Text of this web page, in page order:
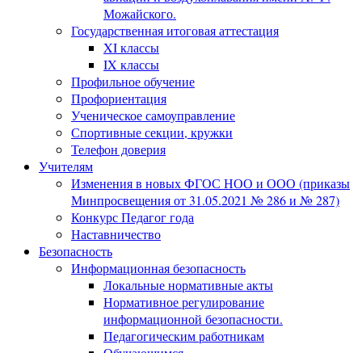
Можайского.
Государственная итоговая аттестация
XI классы
IX классы
Профильное обучение
Профориентация
Ученическое самоуправление
Спортивные секции, кружки
Телефон доверия
Учителям
Изменения в новых ФГОС НОО и ООО (приказы
Минпросвещения от 31.05.2021 № 286 и № 287)
Конкурс Педагог года
Наставничество
Безопасность
Информационная безопасность
Локальные нормативные акты
Нормативное регулирование
информационной безопасности.
Педагогическим работникам